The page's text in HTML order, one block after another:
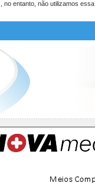
no entanto, não utilizamos